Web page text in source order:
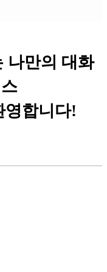
나만의 대화
영합니다!